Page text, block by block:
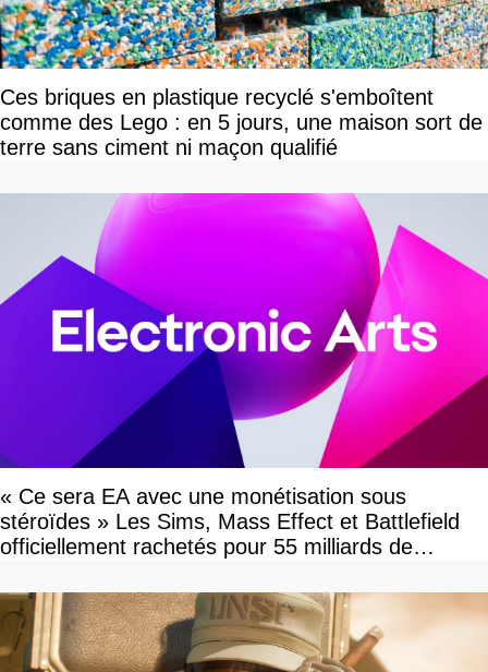
Ces briques en plastique recyclé s'emboîtent
comme des Lego : en 5 jours, une maison sort de
terre sans ciment ni maçon qualifié
« Ce sera EA avec une monétisation sous
stéroïdes » Les Sims, Mass Effect et Battlefield
officiellement rachetés pour 55 milliards de